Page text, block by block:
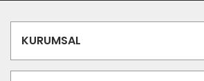
KURUMSAL